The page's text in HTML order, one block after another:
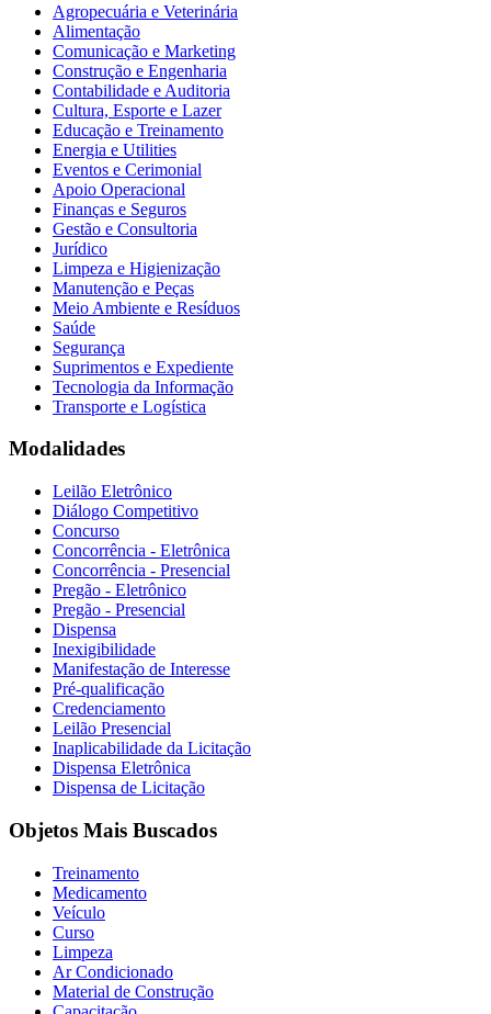
Agropecuária e Veterinária
Alimentação
Comunicação e Marketing
Construção e Engenharia
Contabilidade e Auditoria
Cultura, Esporte e Lazer
Educação e Treinamento
Energia e Utilities
Eventos e Cerimonial
Apoio Operacional
Finanças e Seguros
Gestão e Consultoria
Jurídico
Limpeza e Higienização
Manutenção e Peças
Meio Ambiente e Resíduos
Saúde
Segurança
Suprimentos e Expediente
Tecnologia da Informação
Transporte e Logística
Modalidades
Leilão Eletrônico
Diálogo Competitivo
Concurso
Concorrência - Eletrônica
Concorrência - Presencial
Pregão - Eletrônico
Pregão - Presencial
Dispensa
Inexigibilidade
Manifestação de Interesse
Pré-qualificação
Credenciamento
Leilão Presencial
Inaplicabilidade da Licitação
Dispensa Eletrônica
Dispensa de Licitação
Objetos Mais Buscados
Treinamento
Medicamento
Veículo
Curso
Limpeza
Ar Condicionado
Material de Construção